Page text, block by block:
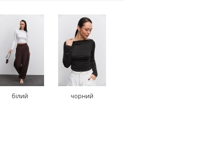
білий чорний